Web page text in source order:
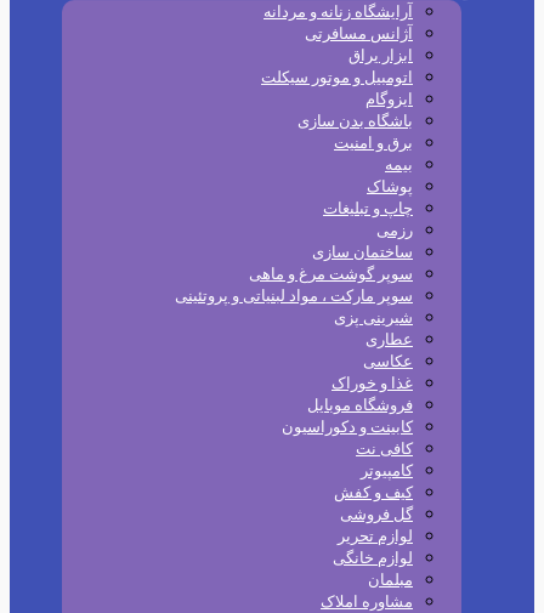
آرایشگاه زنانه و مردانه
آژانس مسافرتی
ابزار یراق
اتومبیل و موتور سیکلت
ایزوگام
باشگاه بدن سازی
برق و امنیت
بیمه
پوشاک
چاپ و تبلیغات
رزمی
ساختمان سازی
سوپر گوشت مرغ و ماهی
سوپر مارکت ، مواد لبنیاتی و پروتئینی
شیرینی پزی
عطاری
عکاسی
غذا و خوراک
فروشگاه موبایل
کابینت و دکوراسیون
کافی نت
کامپیوتر
کیف و کفش
گل فروشی
لوازم تحریر
لوازم خانگی
مبلمان
مشاوره املاک